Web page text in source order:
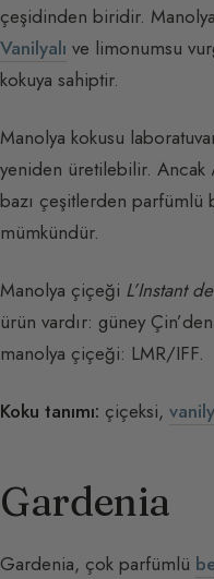
çeşidinden biridir.
Vanilyalı ve limonumsu
kokuya sahiptir.
Manolya kokusu
yeniden üretilebilir. Ancak
bazı çeşitlerden parfümlü
mümkündür.
Manolya çiçeği L’Instant
ürün vardır: güney
manolya çiçeği: LMR/IFF.
Koku tanımı: çiçeksi,
Gardenia
Gardenia, çok parfümlü